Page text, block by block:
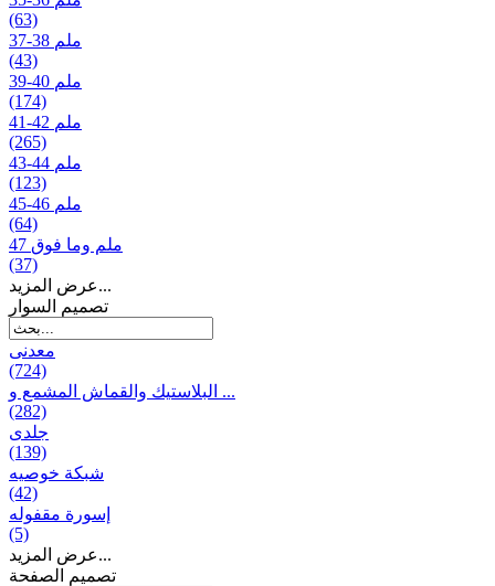
(63)
37-38 ملم
(43)
39-40 ملم
(174)
41-42 ملم
(265)
43-44 ملم
(123)
45-46 ملم
(64)
47 ملم وما فوق
(37)
عرض المزيد...
تصمیم السوار
معدنی
(724)
البلاستيك والقماش المشمع و ...
(282)
جلدی
(139)
شبكة خوصیه
(42)
إسورة مقفوله
(5)
عرض المزيد...
تصميم الصفحة